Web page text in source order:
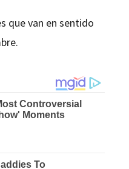
que van en sentido